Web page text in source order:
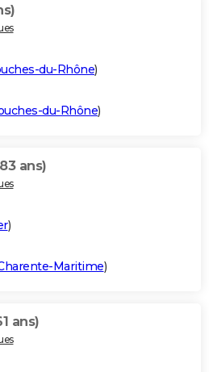
du-Rhône)
du-Rhône)
ans)
)
Maritime)
ans)